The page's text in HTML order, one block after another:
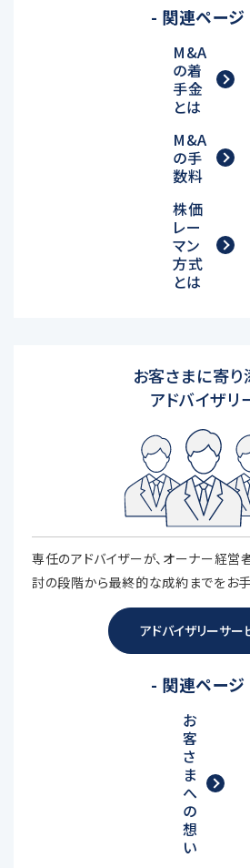
- 関連ページ
M&A
の着
手金
とは
M&A
の手
数料
株価
レー
マン
方式
とは
お客さまに寄り
アドバイザリ
専任のアドバイザーが、オーナー経
討の段階から最終的な成約までをお手
アドバイザリーサー
- 関連ページ
お
客
さ
ま
へ
の
想
い